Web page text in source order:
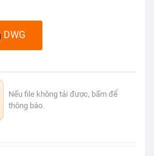
DWG
Nếu file không tải được, bấm để
thông báo.